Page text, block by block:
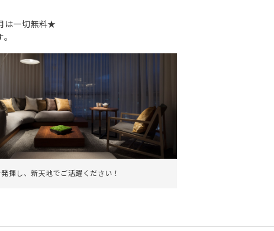
は一切無料★
揮し、新天地でご活躍ください！